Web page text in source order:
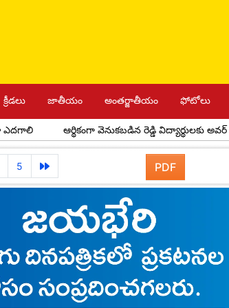
క్రీడలు జాతీయం అంతర్జాతీయం ఫోటోలు
ఆర్థికంగా వెనుకబడిన రెడ్డి విద్యార్థులకు అవర్ రెడ్డి
5 PDF